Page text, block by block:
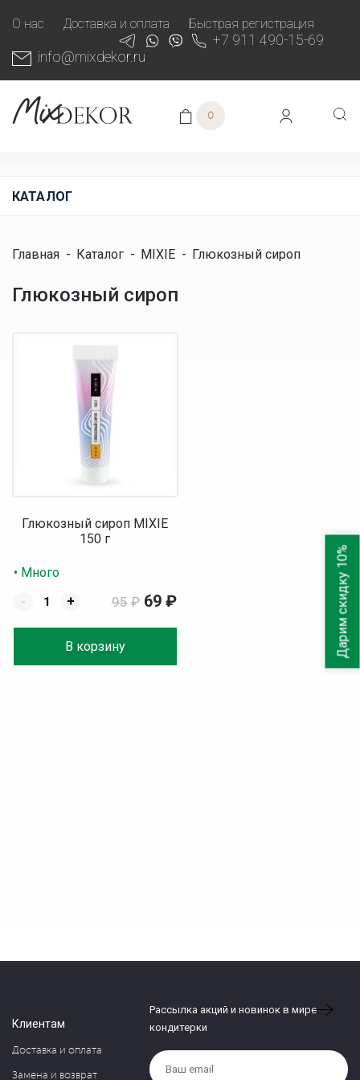
О нас Доставка и оплата Быстрая регистрация
+7 911 490-15-69
info@mixdekor.ru
0
КАТАЛОГ
Главная - Каталог - MIXIE - Глюкозный сироп
Глюкозный сироп
Глюкозный сироп MIXIE
150 г
• Много
-
+
В корзину
95 ₽ 69 ₽
Клиентам
Доставка и оплата
Замена и возврат
Рассылка акций и новинок в мире
кондитерки
Дарим скидку 10%